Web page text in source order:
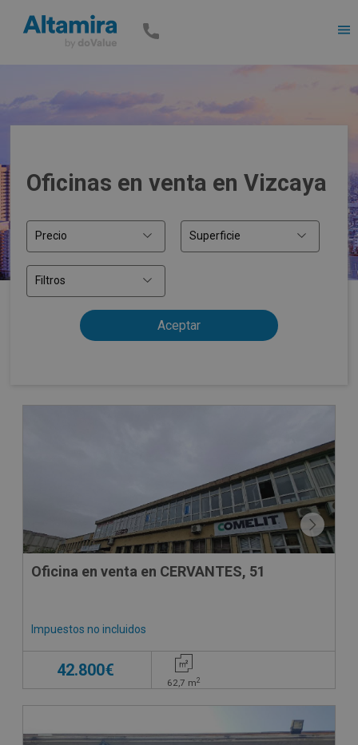
Oficinas en venta en Vizcaya
Precio Superficie
Filtros
Oficina en venta en CERVANTES, 51
Impuestos no incluidos
42.800€
62,7 m2